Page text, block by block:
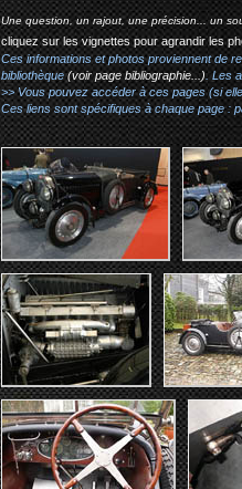
Une question, un rajout, une précision... un
cliquez sur les vignettes pour agrandir les
Ces informations et photos proviennent de
bibliothèque(voir page bibliographie...). Les
>> Vous pouvez accéder à ces pages (si
Ces liens sont spécifiques à chaque page :